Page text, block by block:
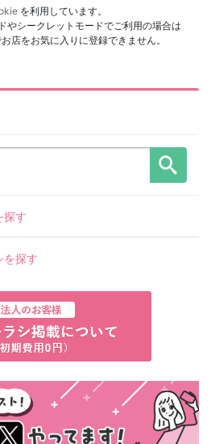
を利用しています。
やシークレットモードでご利用の場合は
店をお気に入りに登録できません。
探す
を探す